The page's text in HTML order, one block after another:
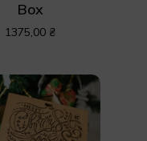
Box
1375,00 ₴